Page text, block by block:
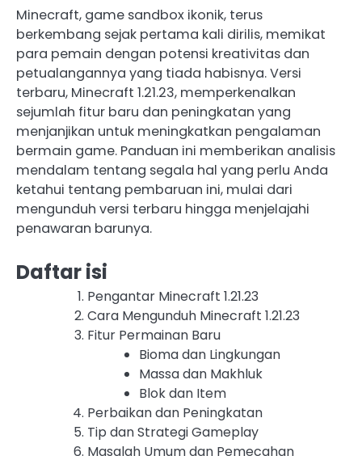
Minecraft, game sandbox ikonik, terus
berkembang sejak pertama kali dirilis, memikat
para pemain dengan potensi kreativitas dan
petualangannya yang tiada habisnya. Versi
terbaru, Minecraft 1.21.23, memperkenalkan
sejumlah fitur baru dan peningkatan yang
menjanjikan untuk meningkatkan pengalaman
bermain game. Panduan ini memberikan analisis
mendalam tentang segala hal yang perlu Anda
ketahui tentang pembaruan ini, mulai dari
mengunduh versi terbaru hingga menjelajahi
penawaran barunya.
Daftar isi
Pengantar Minecraft 1.21.23
Cara Mengunduh Minecraft 1.21.23
Fitur Permainan Baru
Bioma dan Lingkungan
Massa dan Makhluk
Blok dan Item
Perbaikan dan Peningkatan
Tip dan Strategi Gameplay
Masalah Umum dan Pemecahan